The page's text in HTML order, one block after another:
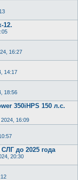
12.
16:27
14:17
18:56
350iHPS 150 л.с.
16:09
до 2025 года
20:30